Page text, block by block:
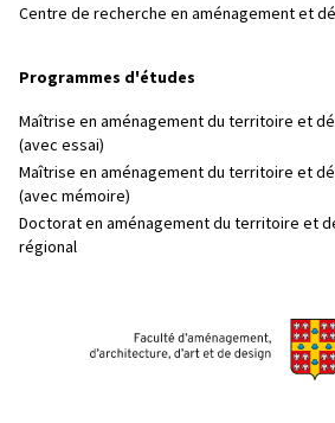
Centre de recherche en aménagement et
Programmes d'études
Maîtrise en aménagement du territoire et
(avec essai)
Maîtrise en aménagement du territoire et
(avec mémoire)
Doctorat en aménagement du territoire et
régional